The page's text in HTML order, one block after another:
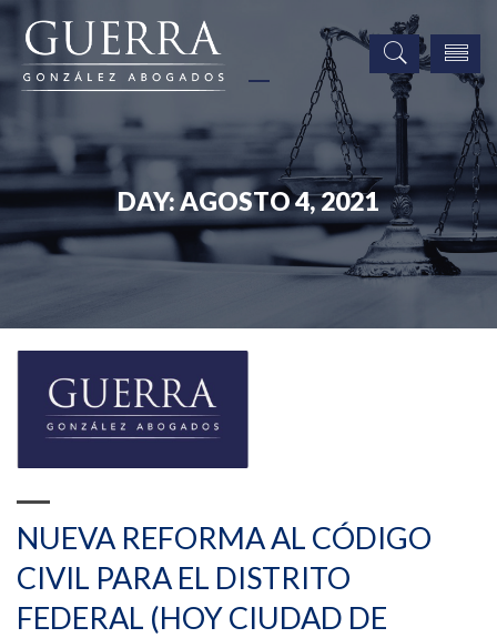
DAY:AGOSTO 4, 2021
NUEVA REFORMA AL CÓDIGO
CIVIL PARA EL DISTRITO
FEDERAL (HOY CIUDAD DE